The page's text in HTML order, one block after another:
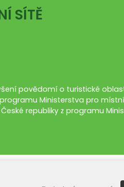
SÍTĚ
povědomí o turistické
Ministerstva pro
republiky z programu